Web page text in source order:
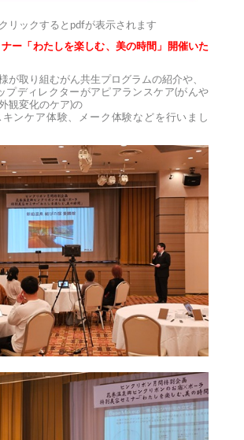
リックするとpdfが表示されます
ー「わたしを楽しむ、美の時間」開催いた
が取り組むがん共生プログラムの紹介や、
プディレクターがアピアランスケア(がんや
観変化のケア)の
ンケア体験、メーク体験などを行いまし